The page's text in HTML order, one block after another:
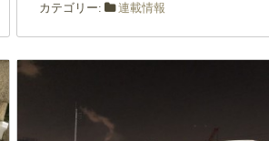
カテゴリー:
連載情報